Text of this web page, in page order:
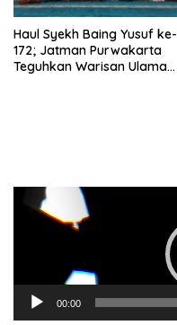
Haul Syekh Baing Yusuf ke-
172; Jatman Purwakarta
Teguhkan Warisan Ulama
Pemutar
Video
00:00